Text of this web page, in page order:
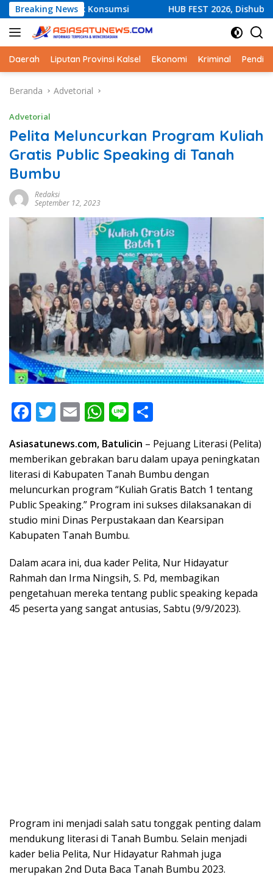
Langsung
ke
konten
Breaking News
Konsumsi HUB FEST 2026, Dishub Kotabaru
Daerah Liputan Provinsi Kalsel Ekonomi Kriminal
Beranda Advetorial
Advetorial
Pelita Meluncurkan Program Kuliah
Gratis Public Speaking di Tanah
Bumbu
Redaksi
September 12, 2023
F
e
b
o
o
k
T
itt
er
E
ai
l
W
at
s
A
p
p
Li
e ar
e
Asiasatunews.com, Batulicin – Pejuang Literasi (Pelita)
memberikan gebrakan baru dalam upaya peningkatan
literasi di Kabupaten Tanah Bumbu dengan
meluncurkan program “Kuliah Gratis Batch 1 tentang
Public Speaking.” Program ini sukses dilaksanakan di
studio mini Dinas Perpustakaan dan Kearsipan
Kabupaten Tanah Bumbu.
Dalam acara ini, dua kader Pelita, Nur Hidayatur
Rahmah dan Irma Ningsih, S. Pd, membagikan
pengetahuan mereka tentang public speaking kepada
45 peserta yang sangat antusias, Sabtu (9/9/2023).
Program ini menjadi salah satu tonggak penting dalam
mendukung literasi di Tanah Bumbu. Selain menjadi
kader belia Pelita, Nur Hidayatur Rahmah juga
merupakan 2nd Duta Baca Tanah Bumbu 2023.